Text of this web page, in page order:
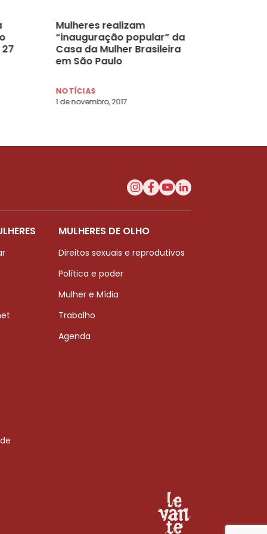
Mulheres realizam
“inauguração popular” da
Casa da Mulher Brasileira
em São Paulo
NOTÍCIAS
1 de novembro, 2017
MULHERES DE OLHO
Direitos sexuais e reprodutivos
Política e poder
Mulher e Mídia
Trabalho
Agenda